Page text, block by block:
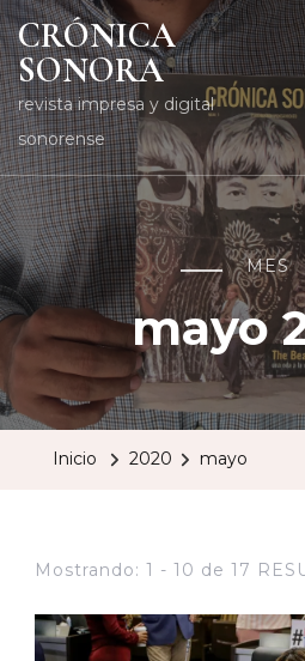
CRÓNICA
SONORA
revista impresa y digital
sonorense
MES
mayo
Inicio 2020 mayo
Mostrando: 1 - 10 de 17